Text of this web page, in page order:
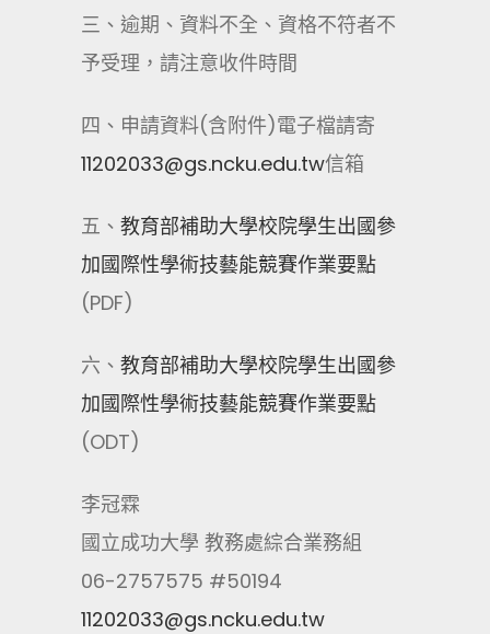
三、逾期、資料不全、資格不符者不
予受理，請注意收件時間
四、申請資料(含附件)電子檔請寄
11202033@gs.ncku.edu.tw信箱
五、 教育部補助大學校院學生出國參
加國際性學術技藝能競賽作業要點
(PDF)
六、 教育部補助大學校院學生出國參
加國際性學術技藝能競賽作業要點
(ODT)
李冠霖
國立成功大學 教務處綜合業務組
06-2757575 #50194
11202033@gs.ncku.edu.tw